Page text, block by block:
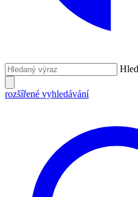
rozšířené vyhledávání